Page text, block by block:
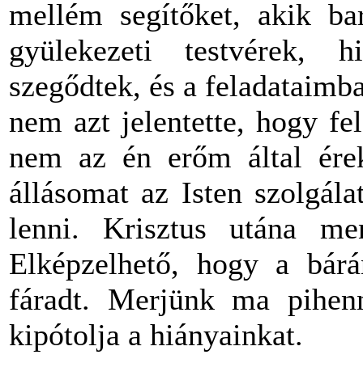
mellém segítőket, akik
gyülekezeti testvérek,
szegődtek, és a
nem azt jelentette, hogy
nem az én erőm által
állásomat az Isten
lenni. Krisztus utána
Elképzelhető, hogy a
fáradt. Merjünk ma
kipótolja a hiányainkat.